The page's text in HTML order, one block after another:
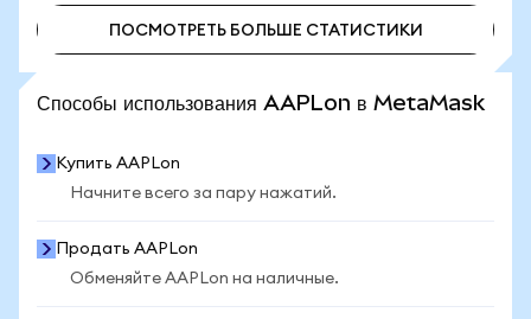
ПОСМОТРЕТЬ БОЛЬШЕ СТАТИСТИКИ
Способы использования AAPLon в MetaMask
Купить AAPLon
Начните всего за пару нажатий.
Продать AAPLon
Обменяйте AAPLon на наличные.